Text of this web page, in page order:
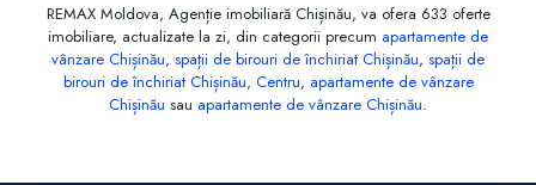
REMAX Moldova, Agenție imobiliară Chișinău, va ofera 633 oferte
imobiliare, actualizate la zi, din categorii precum apartamente de
vânzare Chișinău, spații de birouri de închiriat Chișinău, spații de
birouri de închiriat Chișinău, Centru, apartamente de vânzare
Chișinău sau apartamente de vânzare Chișinău.